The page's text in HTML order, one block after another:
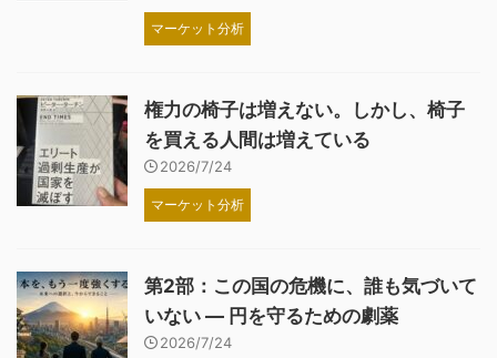
マーケット分析
権力の椅子は増えない。しかし、椅子
を買える人間は増えている
2026/7/24
マーケット分析
第2部：この国の危機に、誰も気づいて
いない ― 円を守るための劇薬
2026/7/24